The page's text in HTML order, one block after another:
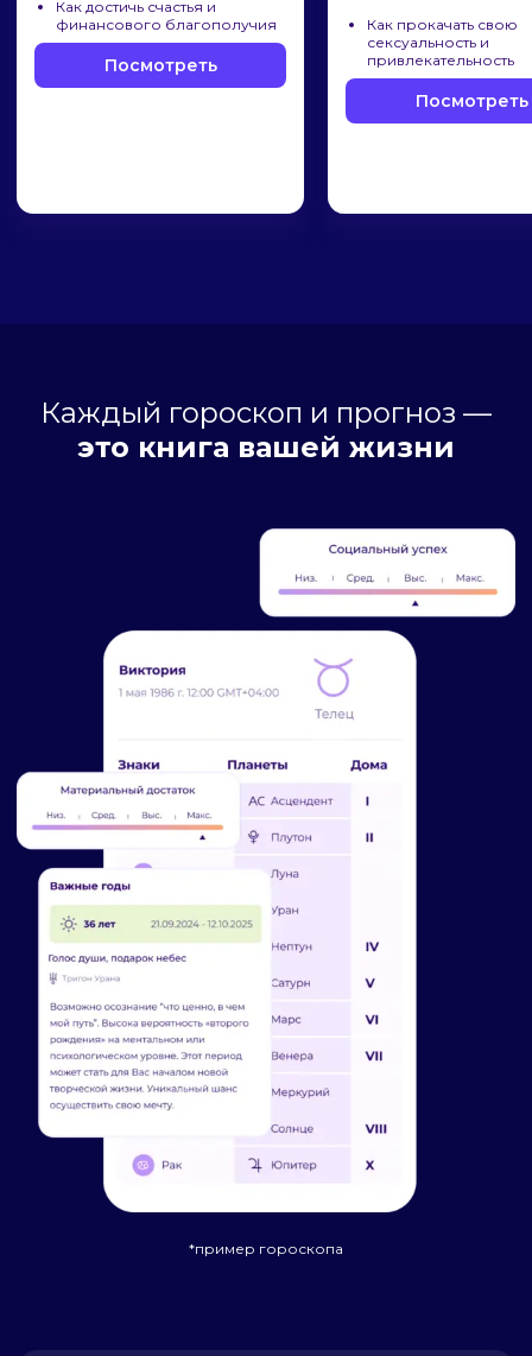
Как достичь счастья и
финансового благополучия
Посмотреть
Как прокачать свою
сексуальность и
привлекательность
Посмотреть
Каждый гороскоп и прогноз —
это книга вашей жизни
*пример гороскопа